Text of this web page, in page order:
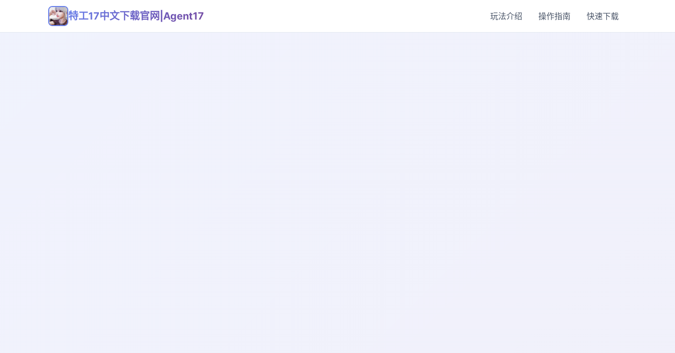
特工17中文下载官网|Agent17 玩法介绍 操作指南 快速下载